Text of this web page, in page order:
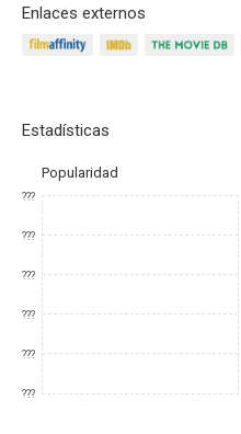
Enlaces externos
Estadísticas
Popularidad
???
???
???
???
???
???